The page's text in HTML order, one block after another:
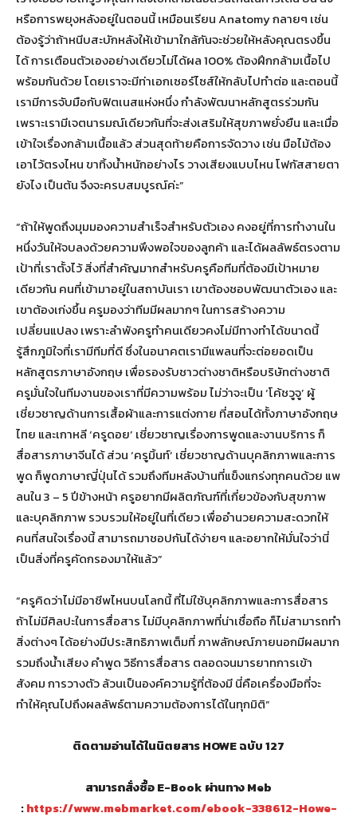
หรือการพยุงหลังอยู่ในตอนนี้ เหมือนเรียน Anatomy กลายๆ เช่น
ต้องรู้ว่าถ้าหนีบสะบักหลังให้เข้ามาใกล้กันจะช่วยให้หลังคุณตรงขึ้น
ได้ การเตือนตัวเองอย่างเดียวไม่ได้ผล 100% ต้องฝึกกล้ามเนื้อไป
พร้อมกันด้วย โดยเราจะมีท่าเอกเซอร์ไซส์ให้กลับไปทำต่อ และตอนนี้
เรามีการจับมือกับฟิตเนสแห่งหนึ่ง กำลังพัฒนาหลักสูตรร่วมกัน
เพราะเรามีเจตนารมณ์เดียวกันที่จะส่งเสริมให้สุขภาพยั่งยืน และเมื่อ
เข้าใจเรื่องกล้ามเนื้อแล้ว ส่วนสุดท้ายคือการจัดวาง เช่น มือไม้ต้อง
เอาไว้ตรงไหน ขาทิ้งน้ำหนักอย่างไร วางเสียงแบบไหน โฟกัสสายตา
ยังไง เป็นต้น จึงจะครบสมบูรณ์ค่ะ”
“ถ้าให้พูดถึงมุมมองความสำเร็จสำหรับตัวเอง คงอยู่ที่การทำงานใน
หนึ่งวันให้จบลงด้วยความพึงพอใจของลูกค้า และได้ผลลัพธ์ตรงตาม
เป้าที่เราตั้งไว้ สิ่งที่สำคัญมากสำหรับครูคือทีมที่ต้องมีเป้าหมาย
เดียวกัน คนที่เข้ามาอยู่ในสถาบันเรา เขาต้องชอบพัฒนาตัวเอง และ
เขาต้องเก่งขึ้น ครูมองว่าทีมมีผลมากๆ ในการสร้างความ
เปลี่ยนแปลง เพราะลำพังครูทำคนเดียวคงไม่มีทางทำได้ขนาดนี้
รู้สึกภูมิใจที่เรามีทีมที่ดี ซึ่งในอนาคตเรามีแพลนที่จะต่อยอดเป็น
หลักสูตรภาษาอังกฤษ เพื่อรองรับชาวต่างชาติหรือบริษัทต่างชาติ
ครูมั่นใจในทีมงานของเราที่มีความพร้อม ไม่ว่าจะเป็น ‘โค้ชวูจู’ ผู้
เชี่ยวชาญด้านการเสื้อผ้าและการแต่งกาย ที่สอนได้ทั้งภาษาอังกฤษ
ไทย และเกาหลี ‘ครูดอย’ เชี่ยวชาญเรื่องการพูดและงานบริการ ก็
สื่อสารภาษาจีนได้ ส่วน ‘ครูมิ้นท์’ เชี่ยวชาญด้านบุคลิกภาพและการ
พูด ก็พูดภาษาญี่ปุ่นได้ รวมถึงทีมหลังบ้านที่แข็งแกร่งทุกคนด้วย แพ
ลนใน 3 – 5 ปีข้างหน้า ครูอยากมีผลิตภัณฑ์ที่เกี่ยวข้องกับสุขภาพ
และบุคลิกภาพ รวบรวมให้อยู่ในที่เดียว เพื่ออำนวยความสะดวกให้
คนที่สนใจเรื่องนี้ สามารถมาชอปกันได้ง่ายๆ และอยากให้มั่นใจว่านี่
เป็นสิ่งที่ครูคัดกรองมาให้แล้ว”
“ครูคิดว่าไม่มีอาชีพไหนบนโลกนี้ ที่ไม่ใช้บุคลิกภาพและการสื่อสาร
ถ้าไม่มีศิลปะในการสื่อสาร ไม่มีบุคลิกภาพที่น่าเชื่อถือ ก็ไม่สามารถทำ
สิ่งต่างๆ ได้อย่างมีประสิทธิภาพเต็มที่ ภาพลักษณ์ภายนอกมีผลมาก
รวมถึงน้ำเสียง คำพูด วิธีการสื่อสาร ตลอดจนมารยาทการเข้า
สังคม การวางตัว ล้วนเป็นองค์ความรู้ที่ต้องมี นี่คือเครื่องมือที่จะ
ทำให้คุณไปถึงผลลัพธ์ตามความต้องการได้ในทุกมิติ”
ติดตามอ่านได้ในนิตยสาร HOWE ฉบับ 127
สามารถสั่งซื้อ E-Book ผ่านทาง Meb
:https://www.mebmarket.com/ebook-338612-Howe-